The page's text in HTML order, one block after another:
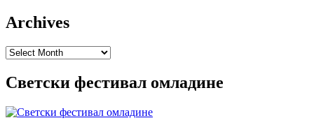
Archives
Archives
Светски фестивал омладине